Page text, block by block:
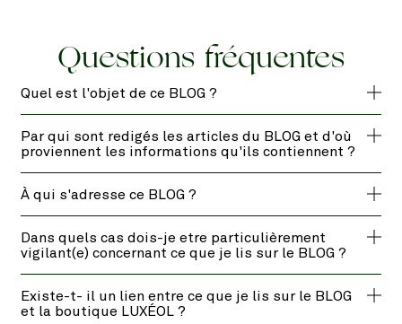
Questions fréquentes
Quel est l'objet de ce BLOG ?
Par qui sont redigés les articles du BLOG et d'où
proviennent les informations qu'ils contiennent ?
À qui s'adresse ce BLOG ?
Dans quels cas dois-je etre particulièrement
vigilant(e) concernant ce que je lis sur le BLOG ?
Existe-t- il un lien entre ce que je lis sur le BLOG
et la boutique LUXÉOL ?